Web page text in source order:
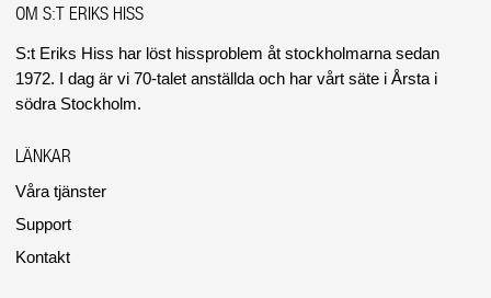
OM S:T ERIKS HISS
S:t Eriks Hiss har löst hissproblem åt stockholmarna sedan
1972. I dag är vi 70-talet anställda och har vårt säte i Årsta i
södra Stockholm.
LÄNKAR
Våra tjänster
Support
Kontakt